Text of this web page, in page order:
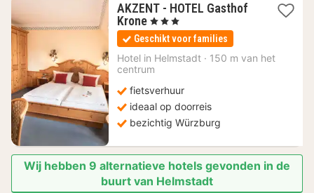
AKZENT - HOTEL Gasthof
Krone 1
nacht
vanaf
105,02
€
, 3 Sterren
Geschikt voor families
Hotel in Helmstadt · 150 m van het
centrum
fietsverhuur
ideaal op doorreis
bezichtig Würzburg
Wij hebben 9 alternatieve hotels gevonden in de
buurt van Helmstadt